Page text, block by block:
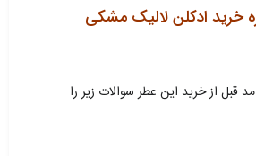
خرید ادکلن لالیک مشکی
قبل از خرید این عطر سوالات زیر را